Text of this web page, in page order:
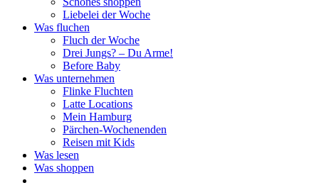
Liebelei der Woche
Was fluchen
Fluch der Woche
Drei Jungs? – Du Arme!
Before Baby
Was unternehmen
Flinke Fluchten
Latte Locations
Mein Hamburg
Pärchen-Wochenenden
Reisen mit Kids
Was lesen
Was shoppen